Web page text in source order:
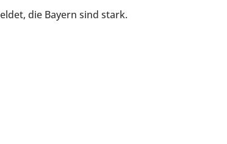
die Bayern sind stark.